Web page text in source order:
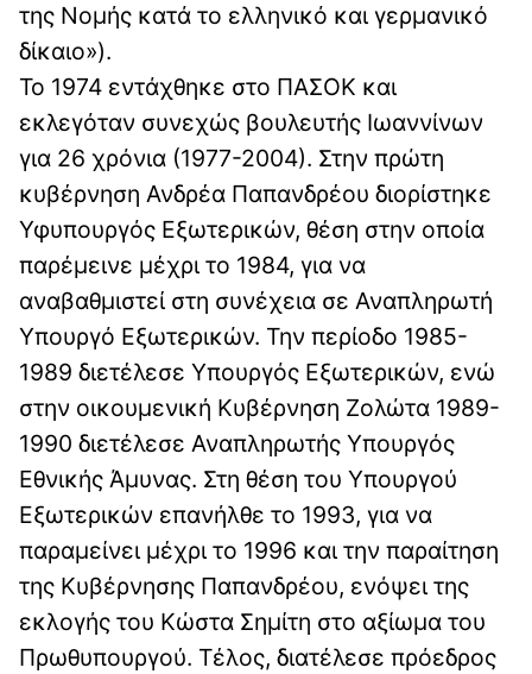
της Νομής κατά το ελληνικό και γερμανικό
δίκαιο»).
Το 1974 εντάχθηκε στο ΠΑΣΟΚ και
εκλεγόταν συνεχώς βουλευτής Ιωαννίνων
για 26 χρόνια (1977-2004). Στην πρώτη
κυβέρνηση Ανδρέα Παπανδρέου διορίστηκε
Υφυπουργός Εξωτερικών, θέση στην οποία
παρέμεινε μέχρι το 1984, για να
αναβαθμιστεί στη συνέχεια σε Αναπληρωτή
Υπουργό Εξωτερικών. Την περίοδο 1985-
1989 διετέλεσε Υπουργός Εξωτερικών, ενώ
στην οικουμενική Κυβέρνηση Ζολώτα 1989-
1990 διετέλεσε Αναπληρωτής Υπουργός
Εθνικής Άμυνας. Στη θέση του Υπουργού
Εξωτερικών επανήλθε το 1993, για να
παραμείνει μέχρι το 1996 και την παραίτηση
της Κυβέρνησης Παπανδρέου, ενόψει της
εκλογής του Κώστα Σημίτη στο αξίωμα του
Πρωθυπουργού. Τέλος, διατέλεσε πρόεδρος